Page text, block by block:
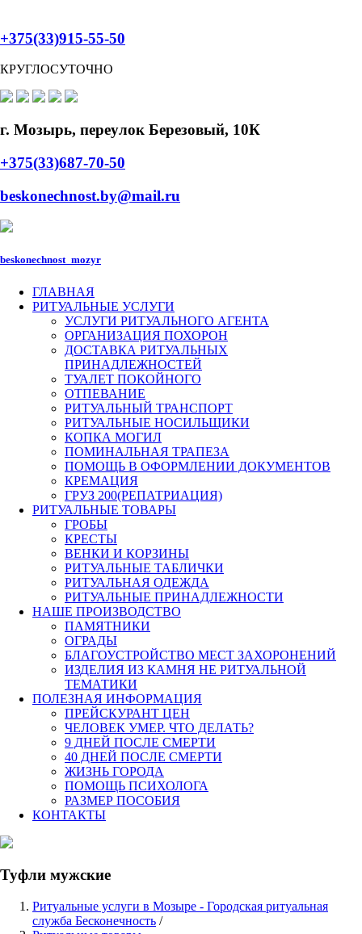
+375(33)915-55-50
КРУГЛОСУТОЧНО
г. Мозырь, переулок Березовый, 10К
+375(33)687-70-50
beskonechnost.by@mail.ru
beskonechnost_mozyr
ГЛАВНАЯ
РИТУАЛЬНЫЕ УСЛУГИ
УСЛУГИ РИТУАЛЬНОГО АГЕНТА
ОРГАНИЗАЦИЯ ПОХОРОН
ДОСТАВКА РИТУАЛЬНЫХ
ПРИНАДЛЕЖНОСТЕЙ
ТУАЛЕТ ПОКОЙНОГО
ОТПЕВАНИЕ
РИТУАЛЬНЫЙ ТРАНСПОРТ
РИТУАЛЬНЫЕ НОСИЛЬЩИКИ
КОПКА МОГИЛ
ПОМИНАЛЬНАЯ ТРАПЕЗА
ПОМОЩЬ В ОФОРМЛЕНИИ ДОКУМЕНТОВ
КРЕМАЦИЯ
ГРУЗ 200(РЕПАТРИАЦИЯ)
РИТУАЛЬНЫЕ ТОВАРЫ
ГРОБЫ
КРЕСТЫ
ВЕНКИ И КОРЗИНЫ
РИТУАЛЬНЫЕ ТАБЛИЧКИ
РИТУАЛЬНАЯ ОДЕЖДА
РИТУАЛЬНЫЕ ПРИНАДЛЕЖНОСТИ
НАШЕ ПРОИЗВОДСТВО
ПАМЯТНИКИ
ОГРАДЫ
БЛАГОУСТРОЙСТВО МЕСТ ЗАХОРОНЕНИЙ
ИЗДЕЛИЯ ИЗ КАМНЯ НЕ РИТУАЛЬНОЙ
ТЕМАТИКИ
ПОЛЕЗНАЯ ИНФОРМАЦИЯ
ПРЕЙСКУРАНТ ЦЕН
ЧЕЛОВЕК УМЕР. ЧТО ДЕЛАТЬ?
9 ДНЕЙ ПОСЛЕ СМЕРТИ
40 ДНЕЙ ПОСЛЕ СМЕРТИ
ЖИЗНЬ ГОРОДА
ПОМОЩЬ ПСИХОЛОГА
РАЗМЕР ПОСОБИЯ
КОНТАКТЫ
Туфли мужские
Ритуальные услуги в Мозыре - Городская ритуальная
служба Бесконечность /